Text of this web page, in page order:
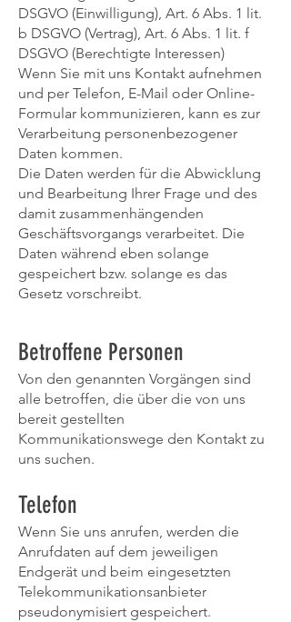
DSGVO (Einwilligung), Art. 6 Abs. 1 lit.
b DSGVO (Vertrag), Art. 6 Abs. 1 lit. f
DSGVO (Berechtigte Interessen)
Wenn Sie mit uns Kontakt aufnehmen
und per Telefon, E-Mail oder Online-
Formular kommunizieren, kann es zur
Verarbeitung personenbezogener
Daten kommen.
Die Daten werden für die Abwicklung
und Bearbeitung Ihrer Frage und des
damit zusammenhängenden
Geschäftsvorgangs verarbeitet. Die
Daten während eben solange
gespeichert bzw. solange es das
Gesetz vorschreibt.
Betroffene Personen
Von den genannten Vorgängen sind
alle betroffen, die über die von uns
bereit gestellten
Kommunikationswege den Kontakt zu
uns suchen.
Telefon
Wenn Sie uns anrufen, werden die
Anrufdaten auf dem jeweiligen
Endgerät und beim eingesetzten
Telekommunikationsanbieter
pseudonymisiert gespeichert.